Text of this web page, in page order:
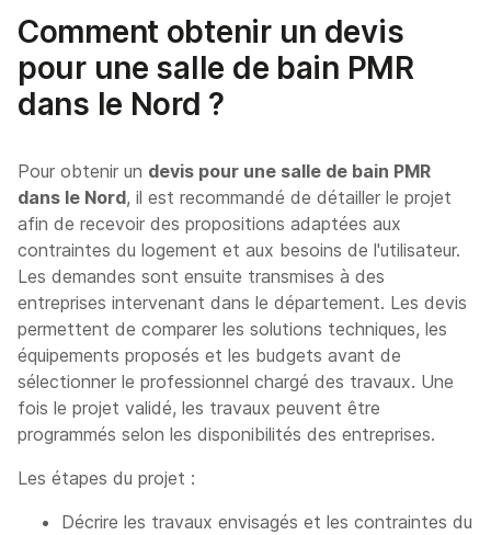
Comment obtenir un devis
pour une salle de bain PMR
dans le Nord ?
Pour obtenir un devis pour une salle de bain PMR
dans le Nord, il est recommandé de détailler le projet
afin de recevoir des propositions adaptées aux
contraintes du logement et aux besoins de l'utilisateur.
Les demandes sont ensuite transmises à des
entreprises intervenant dans le département. Les devis
permettent de comparer les solutions techniques, les
équipements proposés et les budgets avant de
sélectionner le professionnel chargé des travaux. Une
fois le projet validé, les travaux peuvent être
programmés selon les disponibilités des entreprises.
Les étapes du projet :
Décrire les travaux envisagés et les contraintes du